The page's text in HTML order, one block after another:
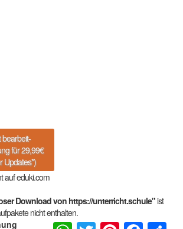
für 29,99€
Updates*)
auf eduki.com
Download von https://unterricht.schule"ist
nicht enthalten.